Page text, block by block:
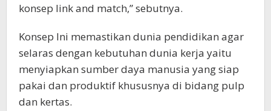
konsep link and match,” sebutnya.
Konsep Ini memastikan dunia pendidikan agar
selaras dengan kebutuhan dunia kerja yaitu
menyiapkan sumber daya manusia yang siap
pakai dan produktif khususnya di bidang pulp
dan kertas.